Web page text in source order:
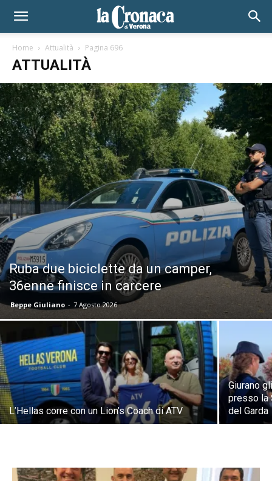
Home Attualità Pagina 696
ATTUALITÀ
Ruba due biciclette da un camper,
36enne finisce in carcere
Beppe Giuliano - 7 Agosto 2026
L’Hellas corre con un Lion’s Coach di ATV
Giurano
presso la
del Garda